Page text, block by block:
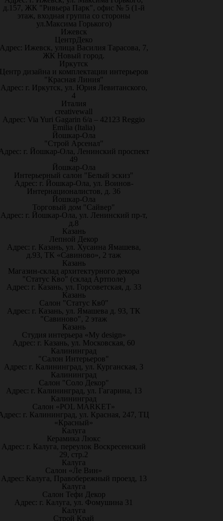
д.157, ЖК "Ривьера Парк", офис № 5 (1-й
этаж, входная группа со стороны
ул.Максима Горького)
Ижевск
ЦентрДеко
Ижевск, улица Василия Тарасова, 7,
ЖК Новый город.
Иркутск
дизайна и комплектации интерьеров
"Красная Линия"
Адрес: г. Иркутск, ул. Юрия Левитанского,
4
Италия
creativewall
Адрес: Via Yuri Gagarin 6/a – 42123 Reggio
Emilia (Italia)
Йошкар-Ола
"Строй Арсенал"
г. Йошкар-Ола, Ленинский проспект
49
Йошкар-Ола
Интерьерный салон "Белый эскиз"
Адрес: г. Йошкар-Ола, ул. Воинов-
Интернационалистов, д. 36
Йошкар-Ола
Торговый дом "Сайвер"
Адрес: г. Йошкар-Ола, ул. Ленинский пр-т,
д.8
Казань
Лепной Декор
Адрес: г. Казань, ул. Хусаина Ямашева,
д.93, ТК «Савиново», 2 таж
Казань
Магазин-склад архитектурного декора
"Статус Кво" (склад Артполе)
Адрес: г. Казань, ул. Горсоветская, д. 33
Казань
Салон "Статус Кв0"
Адрес: г. Казань, ул. Ямашева д. 93, ТК
"Савиново", 2 этаж
Казань
Студия интерьера «My design»
Адрес: г. Казань, ул. Московская, 60
Калининград
"Салон Интерьеров"
Адрес: г. Калининград, ул. Курганская, 3
Калининград
Салон "Соло Декор"
Адрес: г. Калининград, ул. Гагарина, 13
Калининград
Салон «POL MARKET»
г. Калининград, ул. Красная, 247, ТЦ
«Красный»
Калуга
Керамика Люкс
Адрес: г. Калуга, переулок Воскресенский
29, стр.2
Калуга
Салон «Ле Вин»
Адрес: Калуга, Правобережный проезд, 13
Калуга
Салон Тефи Декор
Адрес: г. Калуга, ул. Фомушина 31
Калуга
Строй Край